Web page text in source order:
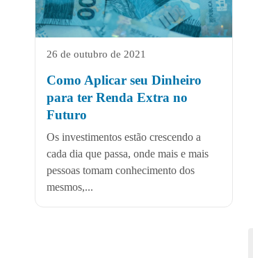
26 de outubro de 2021
Como Aplicar seu Dinheiro
para ter Renda Extra no
Futuro
Os investimentos estão crescendo a
cada dia que passa, onde mais e mais
pessoas tomam conhecimento dos
mesmos,...